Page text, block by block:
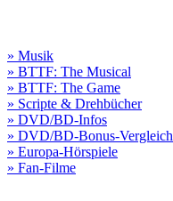
» Musik
» BTTF: The Musical
» BTTF: The Game
» Scripte & Drehbücher
» DVD/BD-Infos
» DVD/BD-Bonus-Vergleich
» Europa-Hörspiele
» Fan-Filme